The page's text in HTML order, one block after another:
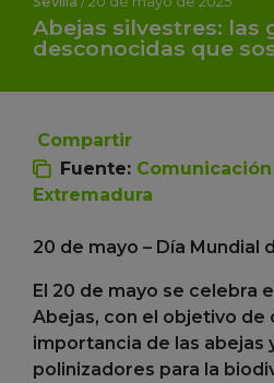
Abejas silvestres: las
desconocidas que
Compartir
Fuente:
Extremadura
20 de mayo – Día Mundial
El 20 de mayo se celebra
Abejas, con el objetivo de
importancia de las abejas
polinizadores para la